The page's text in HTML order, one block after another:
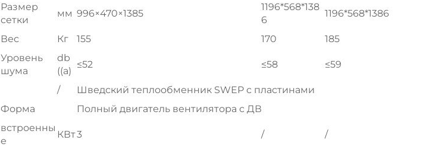
Размер
сетки
мм 996×470×1385
1196*568*138
6
1196*568*1386
Вес Кг 155 170
185
Уровень
шума
db
((a)
≤52 ≤58 ≤59
/
Шведский теплообменник SWEP с пластинами
Форма
Полный двигатель вентилятора с ДВ
встроенны
е
КВт3 / /